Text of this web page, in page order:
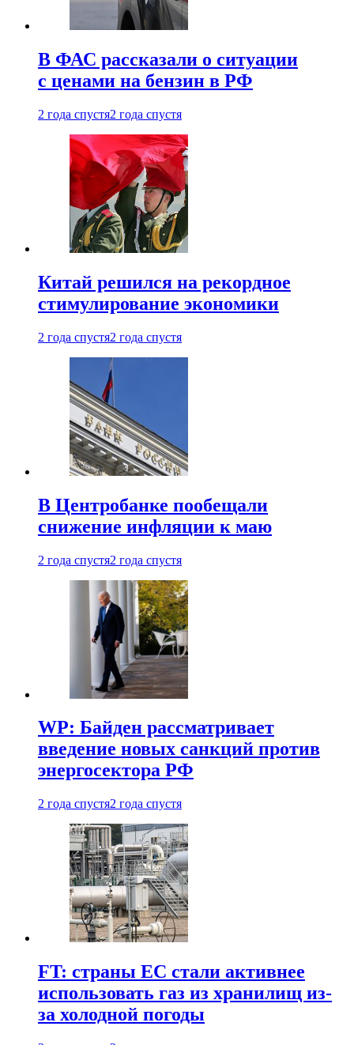
В ФАС рассказали о ситуации
с ценами на бензин в РФ
2 года спустя2 года спустя
Китай решился на рекордное
стимулирование экономики
2 года спустя2 года спустя
В Центробанке пообещали
снижение инфляции к маю
2 года спустя2 года спустя
WP: Байден рассматривает
введение новых санкций против
энергосектора РФ
2 года спустя2 года спустя
FT: страны ЕС стали активнее
использовать газ из хранилищ из-
за холодной погоды